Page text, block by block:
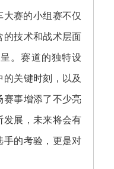
赛的小组赛不仅
的技术和战术层面
。赛道的独特设
关键时刻，以及
赛事增添了不少亮
发展，未来将会有
手的考验，更是对